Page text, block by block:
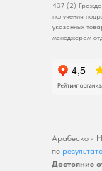
437 (2)
получения
указанных
менеджерам
Арабеско -
по
Достояние